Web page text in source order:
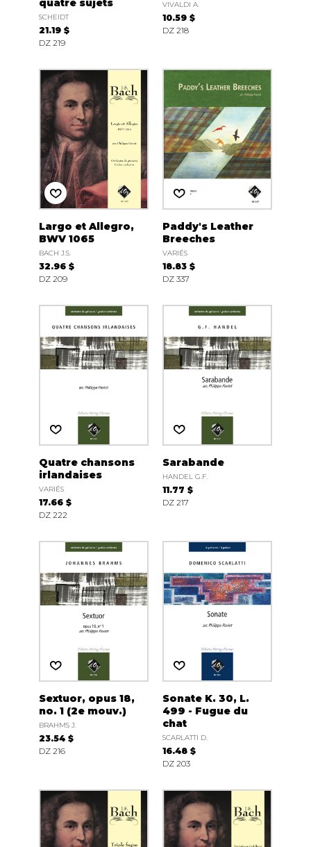
quatre sujets
SCHEIDT
21.19 $
DZ 219
VIVALDI A.
10.59 $
DZ 218
Largo et Allegro,
BWV 1065
BACH J.S.
32.96 $
DZ 209
Paddy's Leather
Breeches
VARIÉS
18.83 $
DZ 337
Quatre chansons
irlandaises
VARIÉS
17.66 $
DZ 222
Sarabande
HANDEL G.F.
11.77 $
DZ 217
Sextuor, opus 18,
no. 1 (2e mouv.)
BRAHMS J.
23.54 $
DZ 216
Sonate K. 30, L.
499 - Fugue du
chat
SCARLATTI D.
16.48 $
DZ 203